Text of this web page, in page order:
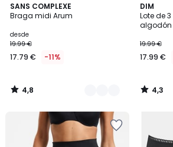
SANS COMPLEXE
Braga midi Arum
desde
19.99 €
17.79 € -11%
4,8
/ 5
2
Colores
4,8
/
DIM
Lote de
algodón
19.99 €
17.99 €
4,3
/ 5
4
Colores
4,3
/